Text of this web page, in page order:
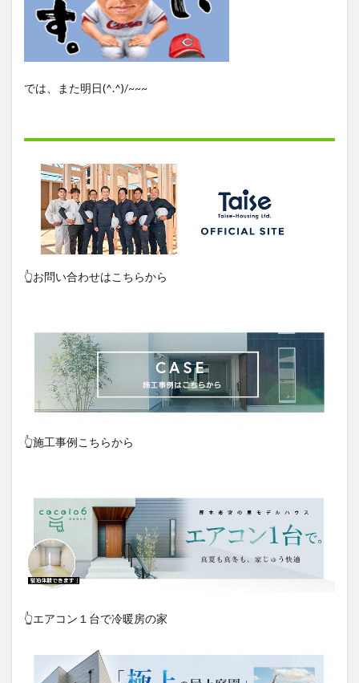
では、また明日(^.^)/~~~
👆お問い合わせはこちらから
👆施工事例こちらから
👆エアコン１台で冷暖房の家